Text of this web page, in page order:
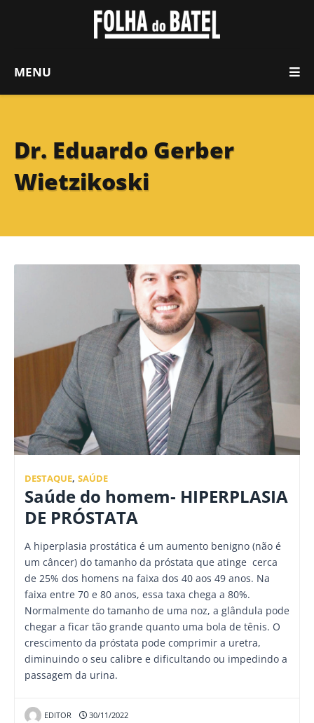
MENU
Dr. Eduardo Gerber
Wietzikoski
DESTAQUE, SAÚDE
Saúde do homem- HIPERPLASIA
DE PRÓSTATA
A hiperplasia prostática é um aumento benigno (não é
um câncer) do tamanho da próstata que atinge cerca
de 25% dos homens na faixa dos 40 aos 49 anos. Na
faixa entre 70 e 80 anos, essa taxa chega a 80%.
Normalmente do tamanho de uma noz, a glândula pode
chegar a ficar tão grande quanto uma bola de tênis. O
crescimento da próstata pode comprimir a uretra,
diminuindo o seu calibre e dificultando ou impedindo a
passagem da urina.
EDITOR 30/11/2022